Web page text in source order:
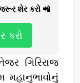
શેર કરો 📲
કરો
ગિરિરાજ
મહાનુભાવોનું